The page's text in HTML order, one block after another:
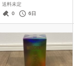
穴 23年製造 レア FALKEN
215/65R16 タイヤ ホイー
送料未定
0
6日